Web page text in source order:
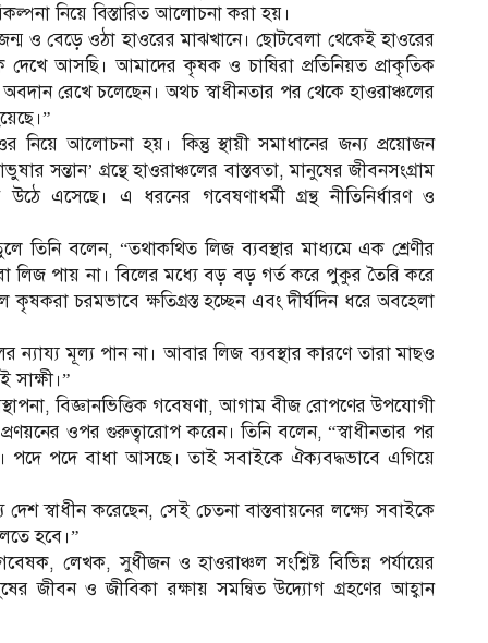
নিয়ে বিস্তারিত আলোচনা করা হয়।
ও বেড়ে ওঠা হাওরের মাঝখানে। ছোটবেলা থেকেই হাওরের
দেখে আসছি। আমাদের কৃষক ও চাষিরা প্রতিনিয়ত প্রাকৃতিক
রেখে চলেছেন। অথচ স্বাধীনতার পর থেকে হাওরাঞ্চলের
আলোচনা হয়। কিন্তু স্থায়ী সমাধানের জন্য প্রয়োজন
সন্তান’ গ্রন্থে হাওরাঞ্চলের বাস্তবতা, মানুষের জীবনসংগ্রাম
উঠে এসেছে। এ ধরনের গবেষণাধর্মী গ্রন্থ নীতিনির্ধারণ ও
তিনি বলেন, “তথাকথিত লিজ ব্যবস্থার মাধ্যমে এক শ্রেণীর
লিজ পায় না। বিলের মধ্যে বড় বড় গর্ত করে পুকুর তৈরি করে
কৃষকরা চরমভাবে ক্ষতিগ্রস্ত হচ্ছেন এবং দীর্ঘদিন ধরে অবহেলা
মূল্য পান না। আবার লিজ ব্যবস্থার কারণে তারা মাছও
বিজ্ঞানভিত্তিক গবেষণা, আগাম বীজ রোপণের উপযোগী
প্রণয়নের ওপর গুরুত্বারোপ করেন। তিনি বলেন, “স্বাধীনতার পর
পদে পদে বাধা আসছে। তাই সবাইকে ঐক্যবদ্ধভাবে এগিয়ে
স্বাধীন করেছেন, সেই চেতনা বাস্তবায়নের লক্ষ্যে সবাইকে
হবে।”
লেখক, সুধীজন ও হাওরাঞ্চল সংশ্লিষ্ট বিভিন্ন পর্যায়ের
জীবন ও জীবিকা রক্ষায় সমন্বিত উদ্যোগ গ্রহণের আহ্বান